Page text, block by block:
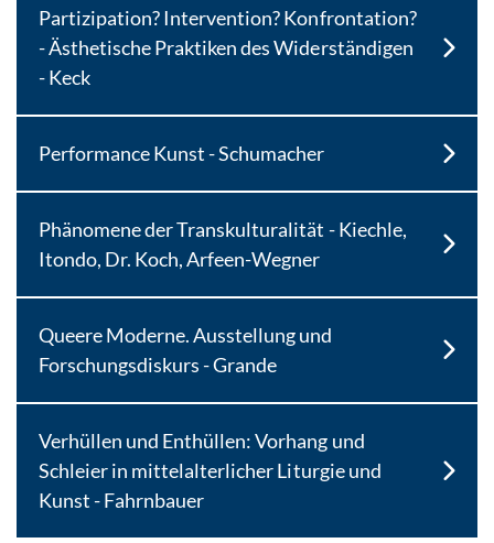
Partizipation? Intervention? Konfrontation?
- Ästhetische Praktiken des Widerständigen
- Keck
Performance Kunst - Schumacher
Phänomene der Transkulturalität - Kiechle,
Itondo, Dr. Koch, Arfeen-Wegner
Queere Moderne. Ausstellung und
Forschungsdiskurs - Grande
Verhüllen und Enthüllen: Vorhang und
Schleier in mittelalterlicher Liturgie und
Kunst - Fahrnbauer